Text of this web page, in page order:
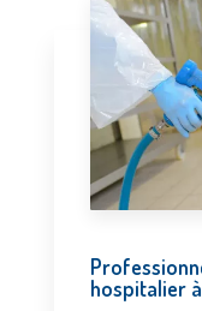
hospitalier